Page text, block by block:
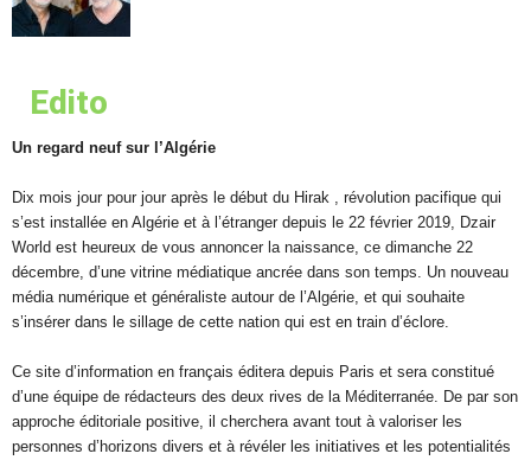
Edito
Un regard neuf sur l’Algérie
Dix mois jour pour jour après le début du Hirak , révolution pacifique qui
s’est installée en Algérie et à l’étranger depuis le 22 février 2019, Dzair
World est heureux de vous annoncer la naissance, ce dimanche 22
décembre, d’une vitrine médiatique ancrée dans son temps. Un nouveau
média numérique et généraliste autour de l’Algérie, et qui souhaite
s’insérer dans le sillage de cette nation qui est en train d’éclore.
Ce site d’information en français éditera depuis Paris et sera constitué
d’une équipe de rédacteurs des deux rives de la Méditerranée. De par son
approche éditoriale positive, il cherchera avant tout à valoriser les
personnes d’horizons divers et à révéler les initiatives et les potentialités